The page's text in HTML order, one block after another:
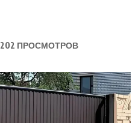
202 ПРОСМОТРОВ